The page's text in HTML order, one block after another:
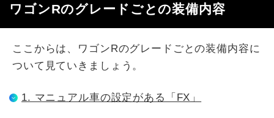
ワゴンRのグレードごとの装備内容
ここからは、ワゴンRのグレードごとの装備内容に
ついて見ていきましょう。
1. マニュアル車の設定がある「FX」